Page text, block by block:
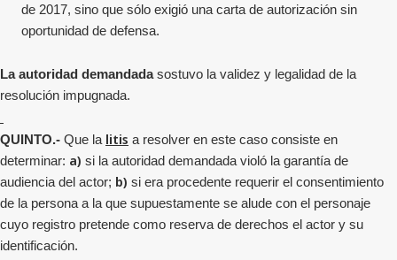
de 2017, sino que sólo exigió una carta de autorización sin
oportunidad de defensa.
La autoridad demandadasostuvo la validez y legalidad de la
resolución impugnada.
QUINTO.- Que la litis a resolver en este caso consiste en
determinar: a) si la autoridad demandada violó la garantía de
audiencia del actor; b) si era procedente requerir el consentimiento
de la persona a la que supuestamente se alude con el personaje
cuyo registro pretende como reserva de derechos el actor y su
identificación.